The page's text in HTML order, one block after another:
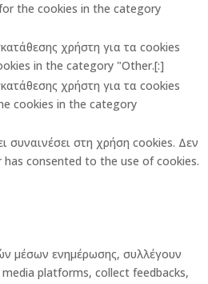
the cookies in the category
χρήστη για τα cookies
in the category "Other.[:]
χρήστη για τα cookies
cookies in the category
συναινέσει στη χρήση cookies. Δεν
consented to the use of cookies.
μέσων ενημέρωσης, συλλέγουν
platforms, collect feedbacks,